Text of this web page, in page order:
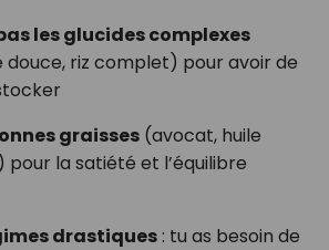
les glucides complexes
douce, riz complet) pour avoir de
graisses(avocat, huile
pour la satiété et l’équilibre
drastiques: tu as besoin de